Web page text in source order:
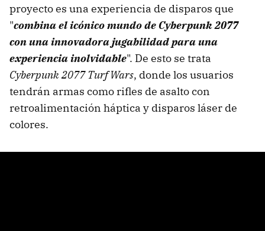
proyecto es una experiencia de disparos que
"combina el icónico mundo de Cyberpunk 2077
con una innovadora jugabilidad para una
experiencia inolvidable". De esto se trata
Cyberpunk 2077 Turf Wars, donde los usuarios
tendrán armas como rifles de asalto con
retroalimentación háptica y disparos láser de
colores.